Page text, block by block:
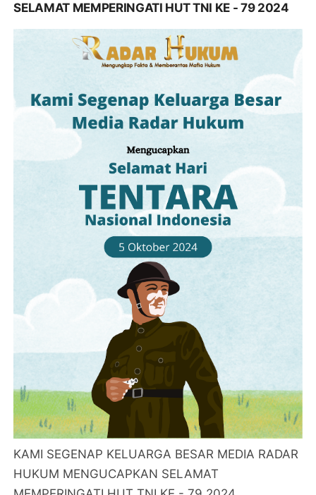
SELAMAT MEMPERINGATI HUT TNI KE - 79 2024
KAMI SEGENAP KELUARGA BESAR MEDIA RADAR
HUKUM MENGUCAPKAN SELAMAT